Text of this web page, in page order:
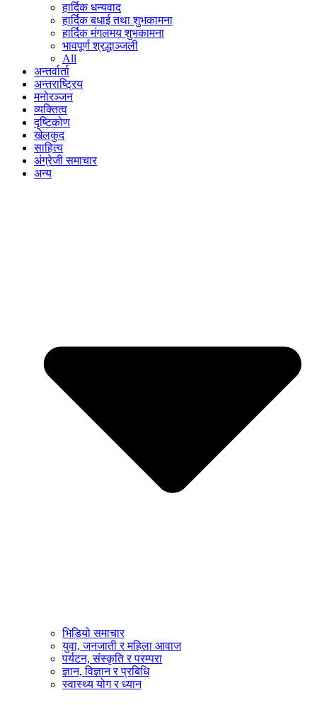
हार्दिक धन्यवाद
हार्दिक बधाई तथा शुभकामना
हार्दिक मंगलमय शुभकामना
भावपूर्ण श्रद्धाञ्जली
All
अन्तर्वार्ता
अन्तराष्ट्रिय
मनोरञ्जन
व्यक्तित्व
दृष्टिकोण
खेलकुद
साहित्य
अंग्रेजी समाचार
अन्य
भिडियो समाचार
युवा, जनजाती र महिला आवाज
पर्यटन, संस्कृति र परम्परा
ज्ञान, विज्ञान र प्रबिधि
स्वास्थ्य योग र ध्यान